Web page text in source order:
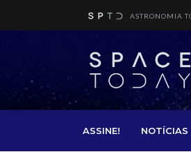
ASTRONOMIA
ASSINE! NOTÍCIAS